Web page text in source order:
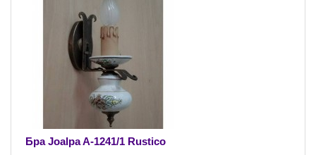
Бра Joalpa A-1241/1 Rustico